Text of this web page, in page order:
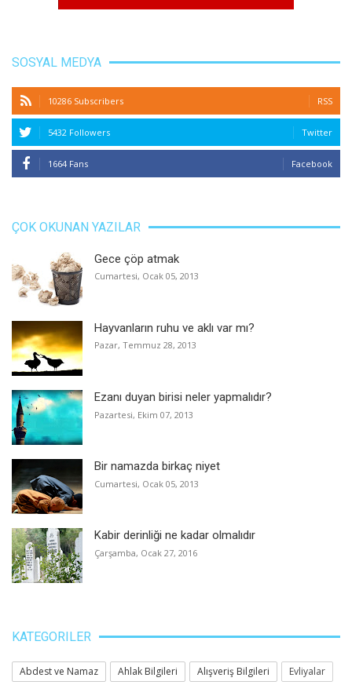
SOSYAL MEDYA
10286 Subscribers RSS
5432 Followers Twitter
1664 Fans Facebook
ÇOK OKUNAN YAZILAR
Gece çöp atmak
Cumartesi, Ocak 05, 2013
Hayvanların ruhu ve aklı var mı?
Pazar, Temmuz 28, 2013
Ezanı duyan birisi neler yapmalıdır?
Pazartesi, Ekim 07, 2013
Bir namazda birkaç niyet
Cumartesi, Ocak 05, 2013
Kabir derinliği ne kadar olmalıdır
Çarşamba, Ocak 27, 2016
KATEGORILER
Abdest ve Namaz Ahlak Bilgileri Alışveriş Bilgileri
Evliyalar